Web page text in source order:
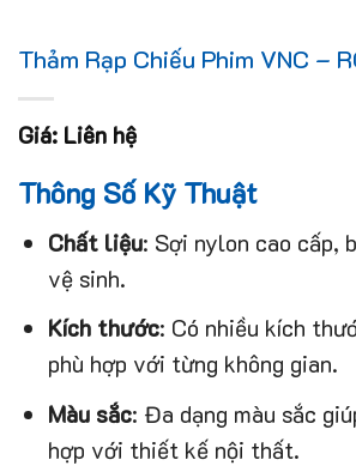
Thảm Rạp Chiếu Phim VNC –
Giá: Liên hệ
Thông Số Kỹ Thuật
Chất liệu: Sợi nylon cao cấp,
vệ sinh.
Kích thước: Có nhiều kích
phù hợp với từng không gian.
Màu sắc: Đa dạng màu sắc
hợp với thiết kế nội thất.